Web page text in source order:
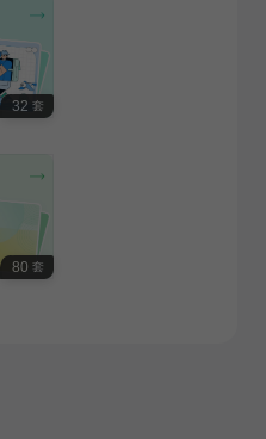
32 套
80 套